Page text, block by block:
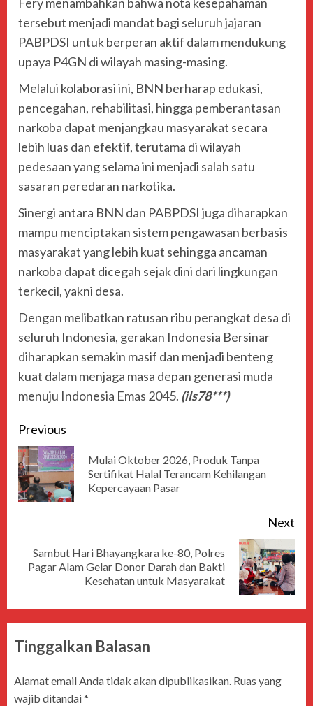
tersebut menjadi mandat bagi seluruh jajaran
PABPDSI untuk berperan aktif dalam mendukung
upaya P4GN di wilayah masing-masing.
Melalui kolaborasi ini, BNN berharap edukasi,
pencegahan, rehabilitasi, hingga pemberantasan
narkoba dapat menjangkau masyarakat secara
lebih luas dan efektif, terutama di wilayah
pedesaan yang selama ini menjadi salah satu
sasaran peredaran narkotika.
Sinergi antara BNN dan PABPDSI juga diharapkan
mampu menciptakan sistem pengawasan berbasis
masyarakat yang lebih kuat sehingga ancaman
narkoba dapat dicegah sejak dini dari lingkungan
terkecil, yakni desa.
Dengan melibatkan ratusan ribu perangkat desa di
seluruh Indonesia, gerakan Indonesia Bersinar
diharapkan semakin masif dan menjadi benteng
kuat dalam menjaga masa depan generasi muda
menuju Indonesia Emas 2045. (ils78***)
Previous
Mulai Oktober 2026, Produk Tanpa
Sertifikat Halal Terancam Kehilangan
Kepercayaan Pasar
Next
Sambut Hari Bhayangkara ke-80, Polres
Pagar Alam Gelar Donor Darah dan Bakti
Kesehatan untuk Masyarakat
Tinggalkan Balasan
Alamat email Anda tidak akan dipublikasikan. Ruas yang
wajib ditandai*